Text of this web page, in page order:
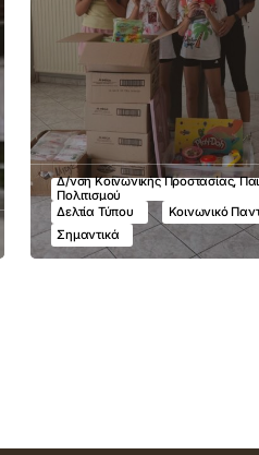
Δ/νση Κοινωνικής Προστασίας,
Πολιτισμού
Δελτία Τύπου
Κοινωνικό
Σημαντικά